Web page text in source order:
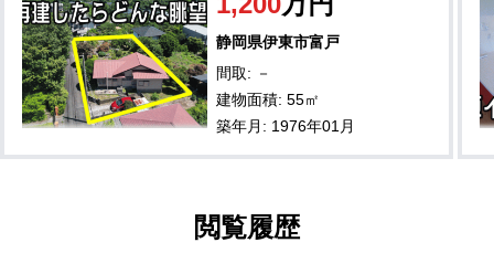
静岡県伊東市富戸
間取: －
建物面積: 55㎡
築年月: 1976年01月
閲覧履歴